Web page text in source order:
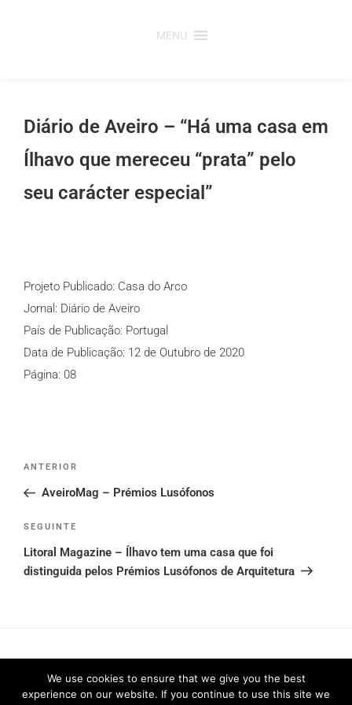
MENU
Diário de Aveiro – “Há uma casa em
Ílhavo que mereceu “prata” pelo
seu carácter especial”
Projeto Publicado: Casa do Arco
Jornal: Diário de Aveiro
País de Publicação: Portugal
Data de Publicação: 12 de Outubro de 2020
Página: 08
Post
Conteúdo
anterior
ANTERIOR
AveiroMag – Prémios Lusófonos
Conteúdo
seguinte
SEGUINTE
Litoral Magazine – Ílhavo tem uma casa que foi
distinguida pelos Prémios Lusófonos de Arquitetura
We use cookies to ensure that we give you the best
experience on our website. If you continue to use this site we